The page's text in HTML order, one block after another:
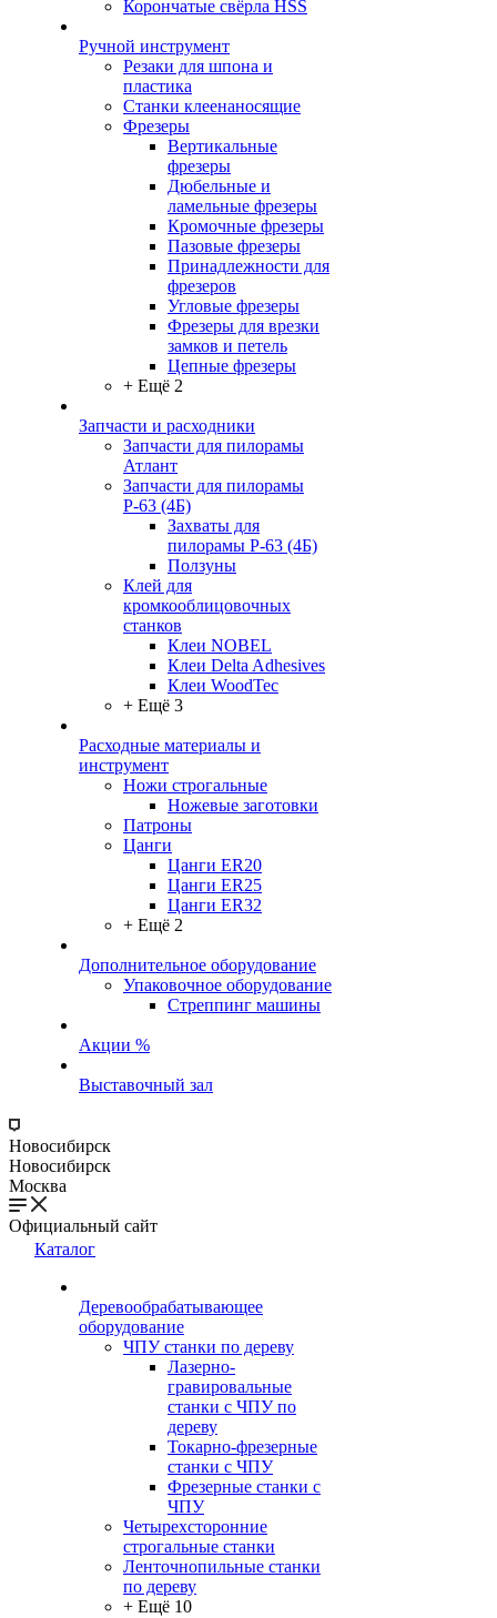
Корончатые свёрла HSS
Ручной инструмент
Резаки для шпона и
пластика
Станки клеенаносящие
Фрезеры
Вертикальные
фрезеры
Дюбельные и
ламельные фрезеры
Кромочные фрезеры
Пазовые фрезеры
Принадлежности для
фрезеров
Угловые фрезеры
Фрезеры для врезки
замков и петель
Цепные фрезеры
+ Ещё 2
Запчасти и расходники
Запчасти для пилорамы
Атлант
Запчасти для пилорамы
Р-63 (4Б)
Захваты для
пилорамы Р-63 (4Б)
Ползуны
Клей для
кромкооблицовочных
станков
Клеи NOBEL
Клеи Delta Adhesives
Клеи WoodTec
+ Ещё 3
Расходные материалы и
инструмент
Ножи строгальные
Ножевые заготовки
Патроны
Цанги
Цанги ER20
Цанги ER25
Цанги ER32
+ Ещё 2
Дополнительное оборудование
Упаковочное оборудование
Стреппинг машины
Акции %
Выставочный зал
Новосибирск
Новосибирск
Москва
Официальный сайт
Каталог
Деревообрабатывающее
оборудование
ЧПУ станки по дереву
Лазерно-
гравировальные
станки с ЧПУ по
дереву
Токарно-фрезерные
станки с ЧПУ
Фрезерные станки с
ЧПУ
Четырехсторонние
строгальные станки
Ленточнопильные станки
по дереву
+ Ещё 10